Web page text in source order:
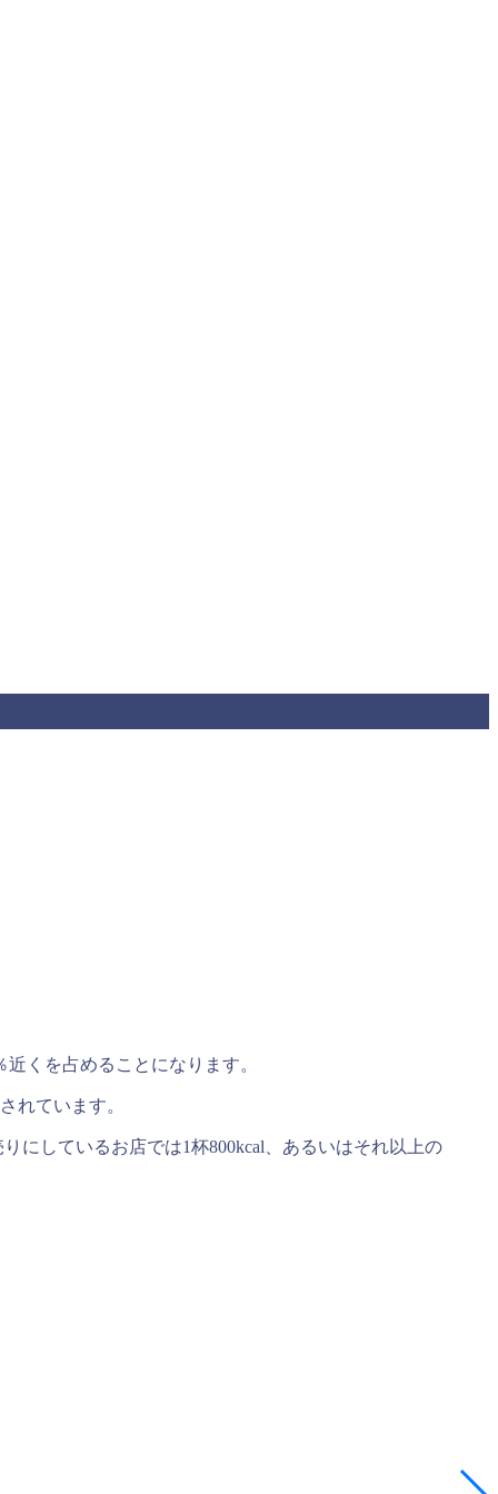
くを占めることになります。
れています。
にしているお店では1杯800kcal、あるいはそれ以上の